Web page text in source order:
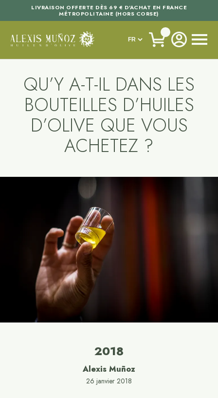
LIVRAISON OFFERTE DÈS 69 € D'ACHAT EN FRANCE
MÉTROPOLITAINE (HORS CORSE)
QU’Y A-T-IL DANS LES
BOUTEILLES D’HUILES
D’OLIVE QUE VOUS
ACHETEZ ?
2018
Alexis Muñoz
26 janvier 2018